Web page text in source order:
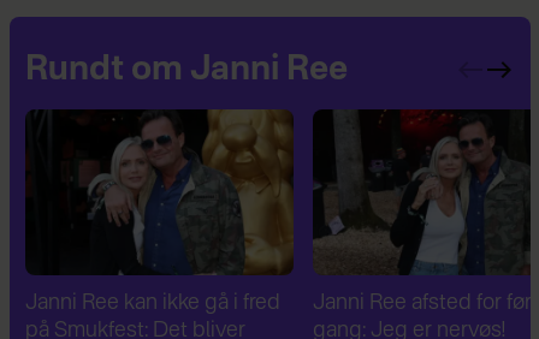
Rundt om Janni Ree
Janni Ree afsted for første
gang: Jeg er nervøs!
Janni Ree er fascineret
verdenskrig: Har